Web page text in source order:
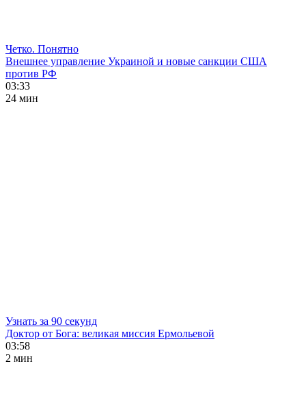
Четко. Понятно
Внешнее управление Украиной и новые санкции США
против РФ
03:33
24 мин
Узнать за 90 секунд
Доктор от Бога: великая миссия Ермольевой
03:58
2 мин